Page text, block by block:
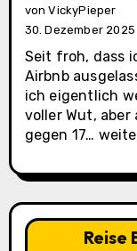
von VickyPieper
30. Dezember 2025
Seit froh, dass
Airbnb
ich eigentlich
voller Wut,
gegen 17… La
(Casa
3)